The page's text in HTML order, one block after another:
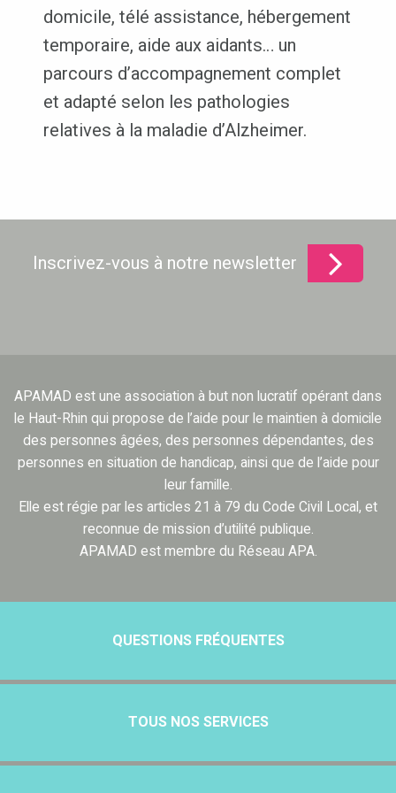
domicile, télé assistance, hébergement
temporaire, aide aux aidants… un
parcours d’accompagnement complet
et adapté selon les pathologies
relatives à la maladie d’Alzheimer.
Inscrivez-vous à notre newsletter
APAMAD est une association à but non lucratif opérant dans
le Haut-Rhin qui propose de l’aide pour le maintien à domicile
des personnes âgées, des personnes dépendantes, des
personnes en situation de handicap, ainsi que de l’aide pour
leur famille.
Elle est régie par les articles 21 à 79 du Code Civil Local, et
reconnue de mission d’utilité publique.
APAMAD est membre du Réseau APA.
QUESTIONS FRÉQUENTES
TOUS NOS SERVICES